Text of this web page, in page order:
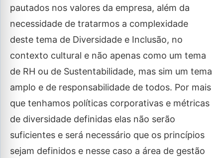
pautados nos valores da empresa, além da
necessidade de tratarmos a complexidade
deste tema de Diversidade e Inclusão, no
contexto cultural e não apenas como um tema
de RH ou de Sustentabilidade, mas sim um tema
amplo e de responsabilidade de todos. Por mais
que tenhamos políticas corporativas e métricas
de diversidade definidas elas não serão
suficientes e será necessário que os princípios
sejam definidos e nesse caso a área de gestão